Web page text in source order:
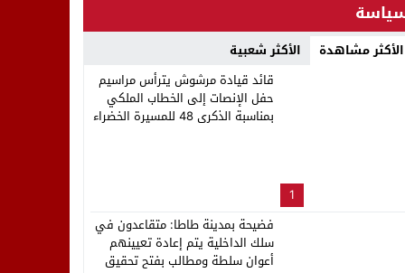
13
الأكثر مشاهدة الأكثر شعبية
1
قائد قيادة مرشوش يترأس مراسيم
حفل الإنصات إلى الخطاب الملكي
بمناسبة الذكرى 48 للمسيرة الخضراء
فضيحة بمدينة طاطا: متقاعدون في
سلك الداخلية يتم إعادة تعيينهم
أعوان سلطة ومطالب بفتح تحقيق